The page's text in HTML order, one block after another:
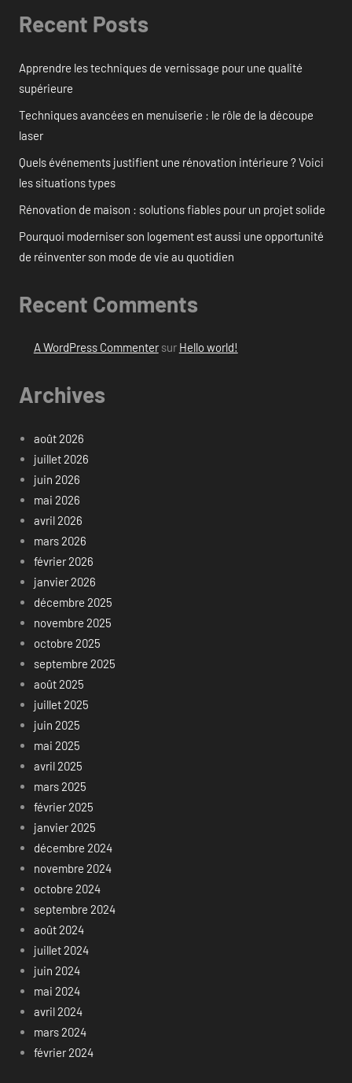
Recent Posts
Apprendre les techniques de vernissage pour une qualité
supérieure
Techniques avancées en menuiserie : le rôle de la découpe
laser
Quels événements justifient une rénovation intérieure ? Voici
les situations types
Rénovation de maison : solutions fiables pour un projet solide
Pourquoi moderniser son logement est aussi une opportunité
de réinventer son mode de vie au quotidien
Recent Comments
A WordPress Commentersur Hello world!
Archives
août 2026
juillet 2026
juin 2026
mai 2026
avril 2026
mars 2026
février 2026
janvier 2026
décembre 2025
novembre 2025
octobre 2025
septembre 2025
août 2025
juillet 2025
juin 2025
mai 2025
avril 2025
mars 2025
février 2025
janvier 2025
décembre 2024
novembre 2024
octobre 2024
septembre 2024
août 2024
juillet 2024
juin 2024
mai 2024
avril 2024
mars 2024
février 2024